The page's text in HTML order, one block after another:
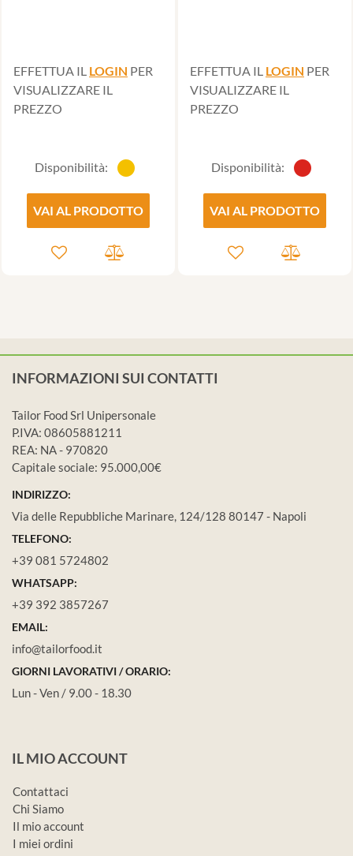
EFFETTUA IL LOGIN PER
VISUALIZZARE IL
PREZZO
Disponibilità:
VAI AL PRODOTTO
EFFETTUA IL LOGIN PER
VISUALIZZARE IL
PREZZO
Disponibilità:
VAI AL PRODOTTO
INFORMAZIONI SUI CONTATTI
Tailor Food Srl Unipersonale
P.IVA: 08605881211
REA: NA - 970820
Capitale sociale: 95.000,00€
INDIRIZZO:
Via delle Repubbliche Marinare, 124/128 80147 - Napoli
TELEFONO:
+39 081 5724802
WHATSAPP:
+39 392 3857267
EMAIL:
info@tailorfood.it
GIORNI LAVORATIVI / ORARIO:
Lun - Ven / 9.00 - 18.30
IL MIO ACCOUNT
Contattaci
Chi Siamo
Il mio account
I miei ordini